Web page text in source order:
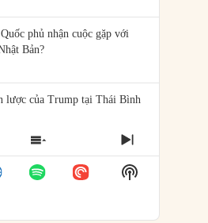
phủ nhận cuộc gặp với
Bản?
lược của Trump tại Thái Bình
bại: Các quỹ đầu tư mạo
và khía cạnh chính trị của vốn
SHOW
EPISODES
LIST
NEXT
EPISODE
Show
Podcast